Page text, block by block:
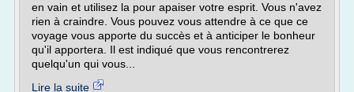
en vain et utilisez la pour apaiser votre esprit. Vous n'avez
rien à craindre. Vous pouvez vous attendre à ce que ce
voyage vous apporte du succès et à anticiper le bonheur
qu'il apportera. Il est indiqué que vous rencontrerez
quelqu'un qui vous...
Lire la suite